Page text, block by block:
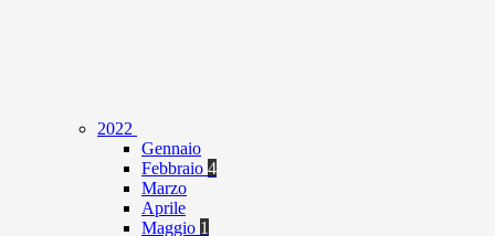
2022
Gennaio
Febbraio 4
Marzo
Aprile
Maggio 1